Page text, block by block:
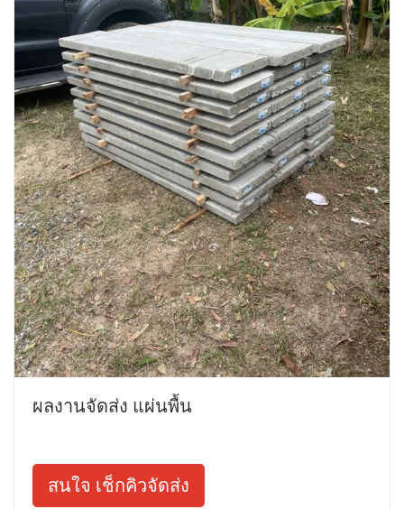
ผลงานจัดส่ง แผ่นพื้น
สนใจ เช็กคิวจัดส่ง